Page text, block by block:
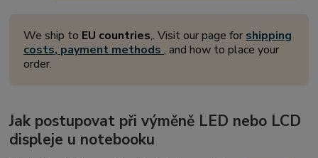
We ship to EU countries,. Visit our page for shipping
costs, payment methods, and how to place your
order.
Jak postupovat při výměně LED nebo LCD
displeje u notebooku